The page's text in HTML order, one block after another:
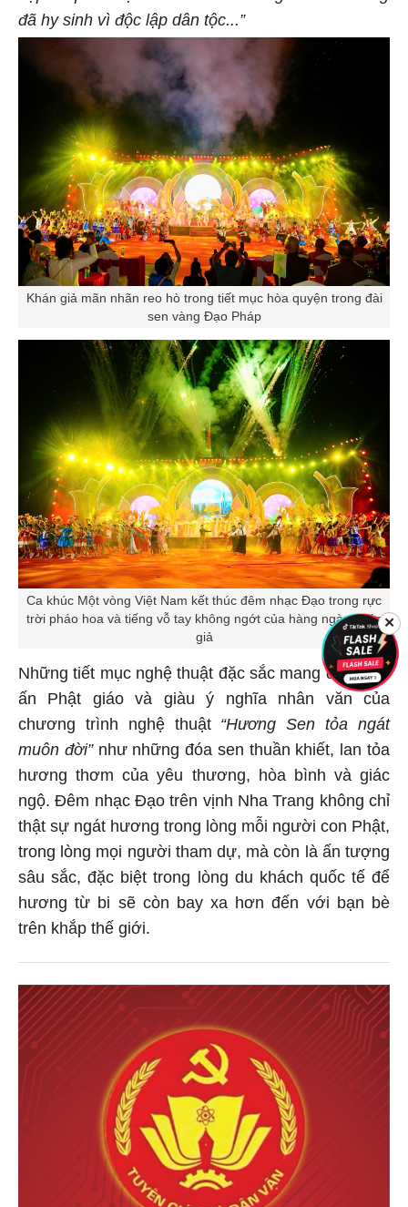
đã hy sinh vì độc lập dân tộc...”
Khán giả mãn nhãn reo hò trong tiết mục hòa quyện trong đài
sen vàng Đạo Pháp
Ca khúc Một vòng Việt Nam kết thúc đêm nhạc Đạo trong rực
trời pháo hoa và tiếng vỗ tay không ngớt của hàng ngàn khán
giả
Những tiết mục nghệ thuật đặc sắc mang đậm dấu
ấn Phật giáo và giàu ý nghĩa nhân văn của
chương trình nghệ thuật “Hương Sen tỏa ngát
muôn đời”như những đóa sen thuần khiết, lan tỏa
hương thơm của yêu thương, hòa bình và giác
ngộ. Đêm nhạc Đạo trên vịnh Nha Trang không chỉ
thật sự ngát hương trong lòng mỗi người con Phật,
trong lòng mọi người tham dự, mà còn là ấn tượng
sâu sắc, đặc biệt trong lòng du khách quốc tế để
hương từ bi sẽ còn bay xa hơn đến với bạn bè
trên khắp thế giới.
✕